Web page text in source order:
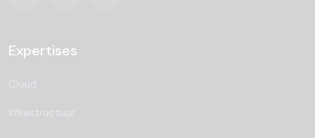
Expertises